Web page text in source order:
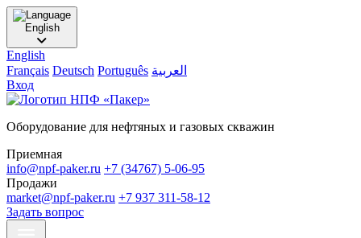
English
English
Français Deutsch Português العربية
Вход
Оборудование для нефтяных и газовых скважин
Приемная
info@npf-paker.ru +7 (34767) 5-06-95
Продажи
market@npf-paker.ru +7 937 311-58-12
Задать вопрос